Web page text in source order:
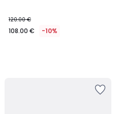
€
en
120.00 €
108.00 € -10%